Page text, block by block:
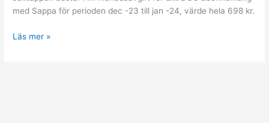
med Sappa för perioden dec -23 till jan -24, värde hela 698 kr.
Tidig
Läs mer »